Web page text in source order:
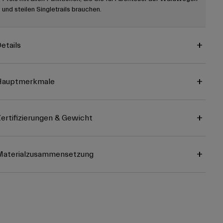
und steilen Singletrails brauchen.
& Gewicht